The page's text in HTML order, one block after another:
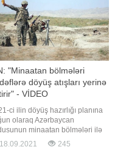
"Minaatan bölmələri
döyüş atışları yerinə
- VİDEO
ci ilin döyüş hazırlığı planına
olaraq Azərbaycan
minaatan bölmələri ilə
intensiv döyüş hazırlığı
davam edir. Müdafiə
18.09.2021 245